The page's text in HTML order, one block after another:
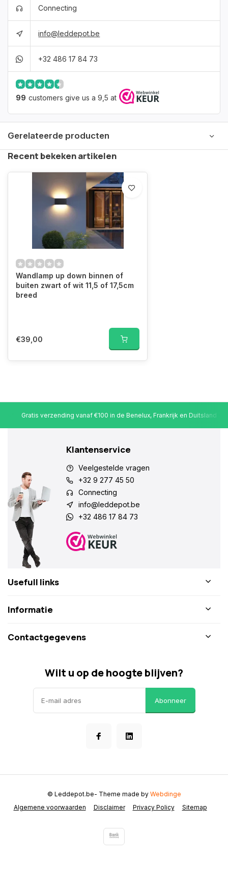
Connecting
info@leddepot.be
+32 486 17 84 73
99 customers give us a 9,5 at
Gerelateerde producten
Recent bekeken artikelen
Wandlamp up down binnen of
buiten zwart of wit 11,5 of 17,5cm
breed
€39,00
Gratis verzending vanaf €100 in de Benelux, Frankrijk en Duitsland
Klantenservice
Veelgestelde vragen
+32 9 277 45 50
Connecting
info@leddepot.be
+32 486 17 84 73
Usefull links
Informatie
Contactgegevens
Wilt u op de hoogte blijven?
Abonneer
Algemene voorwaarden Disclaimer Privacy Policy Sitemap
© Leddepot.be- Theme made by Webdinge